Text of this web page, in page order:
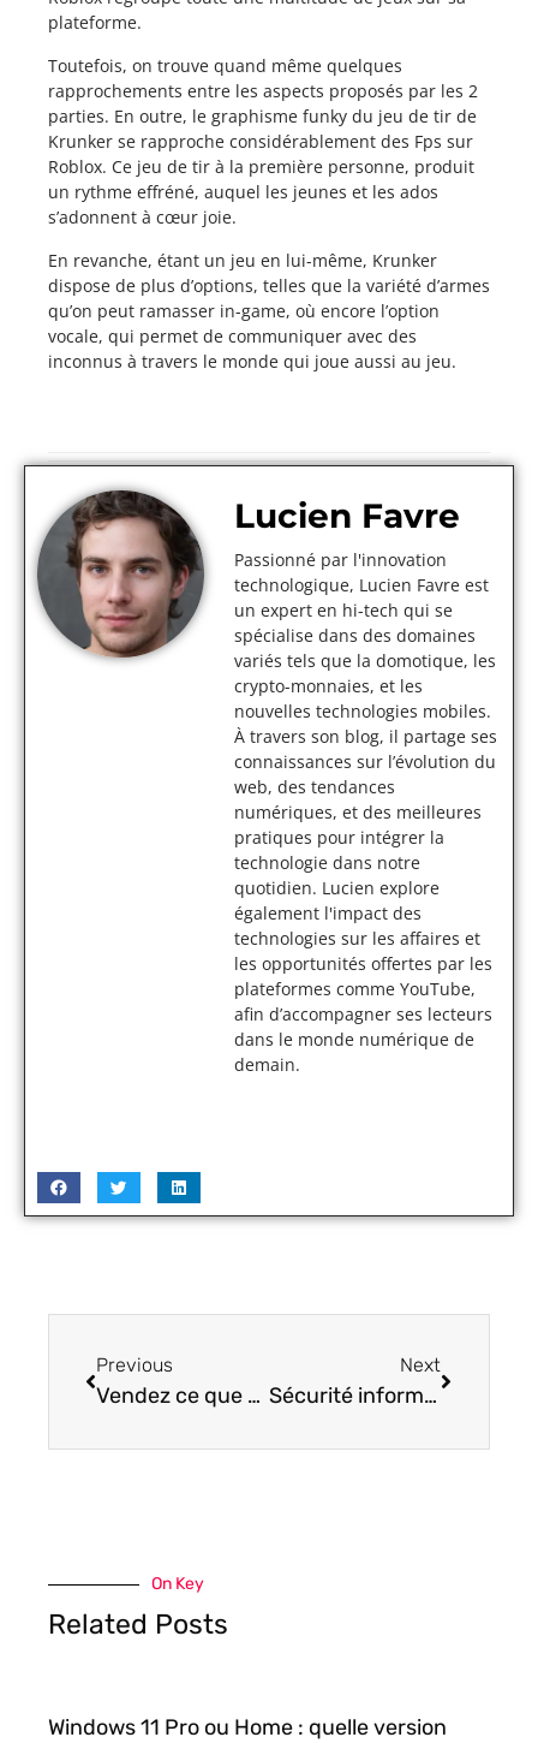
plateforme.
Toutefois, on trouve quand même quelques
rapprochements entre les aspects proposés par les 2
parties. En outre, le graphisme funky du jeu de tir de
Krunker se rapproche considérablement des Fps sur
Roblox. Ce jeu de tir à la première personne, produit
un rythme effréné, auquel les jeunes et les ados
s’adonnent à cœur joie.
En revanche, étant un jeu en lui-même, Krunker
dispose de plus d’options, telles que la variété d’armes
qu’on peut ramasser in-game, où encore l’option
vocale, qui permet de communiquer avec des
inconnus à travers le monde qui joue aussi au jeu.
Lucien Favre
Passionné par l'innovation
technologique, Lucien Favre est
un expert en hi-tech qui se
spécialise dans des domaines
variés tels que la domotique, les
crypto-monnaies, et les
nouvelles technologies mobiles.
À travers son blog, il partage ses
connaissances sur l’évolution du
web, des tendances
numériques, et des meilleures
pratiques pour intégrer la
technologie dans notre
quotidien. Lucien explore
également l'impact des
technologies sur les affaires et
les opportunités offertes par les
plateformes comme YouTube,
afin d’accompagner ses lecteurs
dans le monde numérique de
demain.
Previous
Vendez ce que vous voulez sur Wannonce
Next
Sécurité informatique : connaissez-vous tous les risques avec la connexion ?
On Key
Related Posts
Windows 11 Pro ou Home : quelle version